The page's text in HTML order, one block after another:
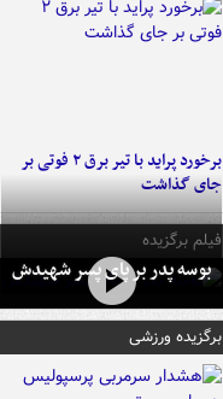
برخورد پراید با تیر برق ۲ فوتی بر
جای گذاشت
فیلم برگزیده
بوسه‌ پدر بر پای پسر شهیدش
برگزیده ورزشی